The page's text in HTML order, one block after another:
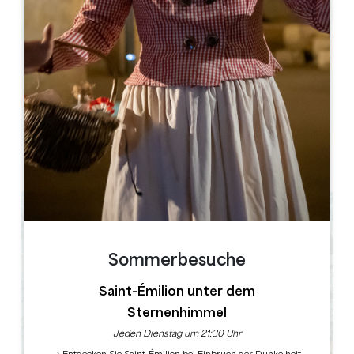
Leaflet
33370 Salleboeuf
BUCHEN
Sommerbesuche
Saint-Émilion unter dem
Sternenhimmel
Jeden Dienstag um 21:30 Uhr